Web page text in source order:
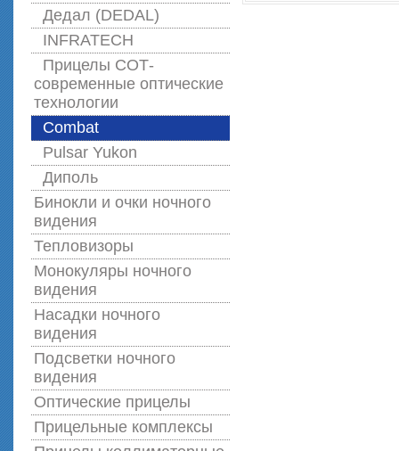
Дедал (DEDAL)
INFRATECH
Прицелы СОТ-
современные оптические
технологии
Combat
Pulsar Yukon
Диполь
Бинокли и очки ночного
видения
Тепловизоры
Монокуляры ночного
видения
Насадки ночного
видения
Подсветки ночного
видения
Оптические прицелы
Прицельные комплексы